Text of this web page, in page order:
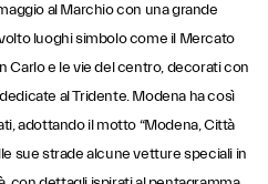
al Marchio con una grande
luoghi simbolo come il Mercato
Carlo e le vie del centro, decorati con
al Tridente. Modena ha così
adottando il motto “Modena, Città
sue strade alcune vetture speciali in